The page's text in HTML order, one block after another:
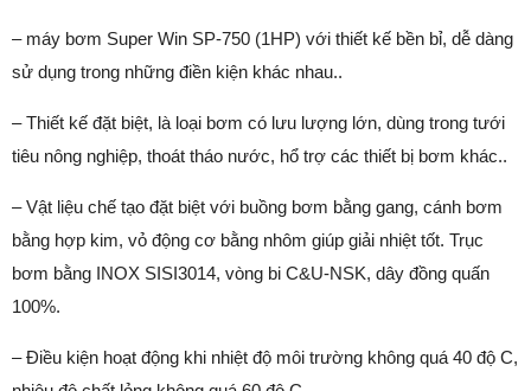
– máy bơm Super Win SP-750 (1HP) với thiết kế bền bỉ, dễ dàng
sử dụng trong những điền kiện khác nhau..
– Thiết kế đặt biệt, là loại bơm có lưu lượng lớn, dùng trong tưới
tiêu nông nghiệp, thoát tháo nước, hổ trợ các thiết bị bơm khác..
– Vật liệu chế tạo đặt biệt với buồng bơm bằng gang, cánh bơm
bằng hợp kim, vỏ động cơ bằng nhôm giúp giải nhiệt tốt. Trục
bơm bằng INOX SISI3014, vòng bi C&U-NSK, dây đồng quấn
100%.
– Điều kiện hoạt động khi nhiệt độ môi trường không quá 40 độ C,